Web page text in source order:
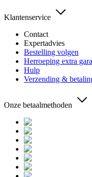
Klantenservice
Contact
Expertadvies
Bestelling volgen
Herroeping extra
Hulp
Verzending &
Onze betaalmethoden